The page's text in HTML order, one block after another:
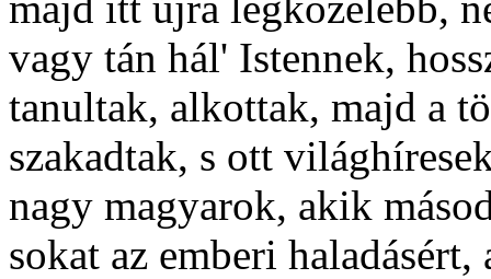
vagy tán hál' Istennek,
tanultak, alkottak, majd a
szakadtak, s ott
nagy magyarok, akik
sokat az emberi